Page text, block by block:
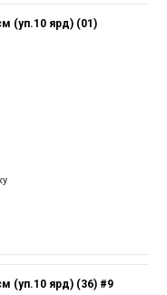
(уп.10 ярд) (01)
(уп.10 ярд) (36) #9